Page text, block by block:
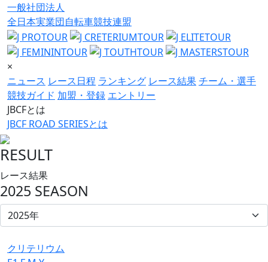
一般社団法人
全日本実業団自転車競技連盟
×
ニュース レース日程 ランキング レース結果チーム・選手
競技ガイド 加盟・登録 エントリー
JBCFとは
JBCF ROAD SERIESとは
RESULT
レース結果
2025 SEASON
クリテリウム